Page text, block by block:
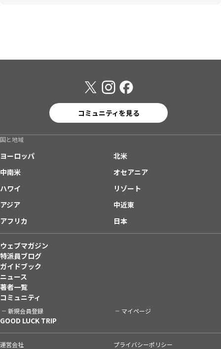
コミュニティを見る
国と地域
ヨーロッパ
北米
中南米
オセアニア
ハワイ
リゾート
アジア
中近東
アフリカ
日本
ウェブマガジン
特派員ブログ
ガイドブック
ニュース
著者一覧
コミュニティ
新規会員登録 マイページ
GOOD LUCK TRIP
運営会社 プライバシーポリシー